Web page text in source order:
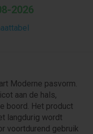
2026
Moderne pasvorm.
aan de hals,
boord. Het product
langdurig wordt
voortdurend gebruik